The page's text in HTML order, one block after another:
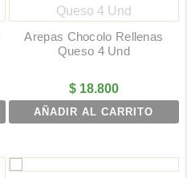
Arepas Chocolo Rellenas
Queso 4 Und
$18.800
AÑADIR AL CARRITO